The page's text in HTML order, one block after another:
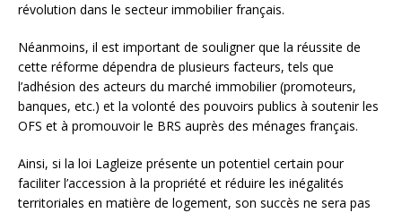
révolution dans le secteur immobilier français.
Néanmoins, il est important de souligner que la réussite de
cette réforme dépendra de plusieurs facteurs, tels que
l’adhésion des acteurs du marché immobilier (promoteurs,
banques, etc.) et la volonté des pouvoirs publics à soutenir les
OFS et à promouvoir le BRS auprès des ménages français.
Ainsi, si la loi Lagleize présente un potentiel certain pour
faciliter l’accession à la propriété et réduire les inégalités
territoriales en matière de logement, son succès ne sera pas